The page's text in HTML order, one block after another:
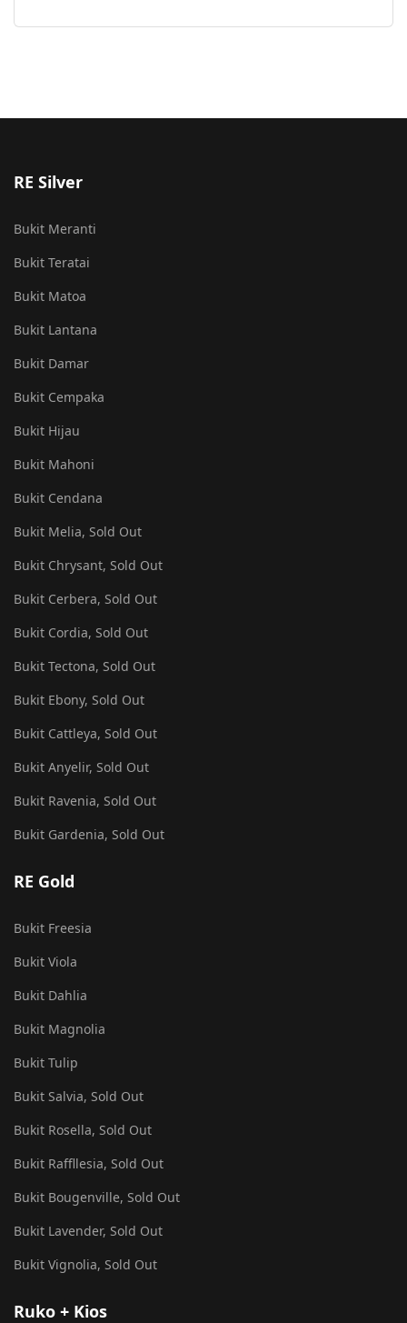
RE Silver
Bukit Meranti
Bukit Teratai
Bukit Matoa
Bukit Lantana
Bukit Damar
Bukit Cempaka
Bukit Hijau
Bukit Mahoni
Bukit Cendana
Bukit Melia, Sold Out
Bukit Chrysant, Sold Out
Bukit Cerbera, Sold Out
Bukit Cordia, Sold Out
Bukit Tectona, Sold Out
Bukit Ebony, Sold Out
Bukit Cattleya, Sold Out
Bukit Anyelir, Sold Out
Bukit Ravenia, Sold Out
Bukit Gardenia, Sold Out
RE Gold
Bukit Freesia
Bukit Viola
Bukit Dahlia
Bukit Magnolia
Bukit Tulip
Bukit Salvia, Sold Out
Bukit Rosella, Sold Out
Bukit Raffllesia, Sold Out
Bukit Bougenville, Sold Out
Bukit Lavender, Sold Out
Bukit Vignolia, Sold Out
Ruko + Kios